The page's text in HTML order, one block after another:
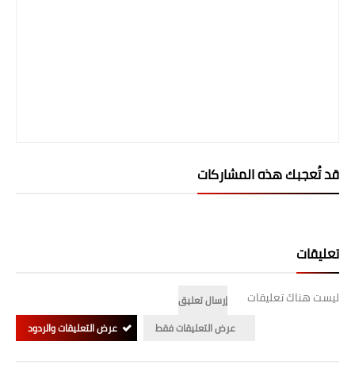
قد تُعجبك هذه المشاركات
تعليقات
ليست هناك تعليقات
إرسال تعليق
عرض التعليقات فقط
عرض التعليقات والردود